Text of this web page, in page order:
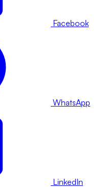
Facebook
WhatsApp
LinkedIn